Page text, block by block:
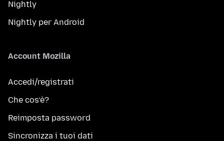
Nightly
Nightly per Android
Account Mozilla
Accedi/registrati
Che cos’è?
Reimposta password
Sincronizza i tuoi dati